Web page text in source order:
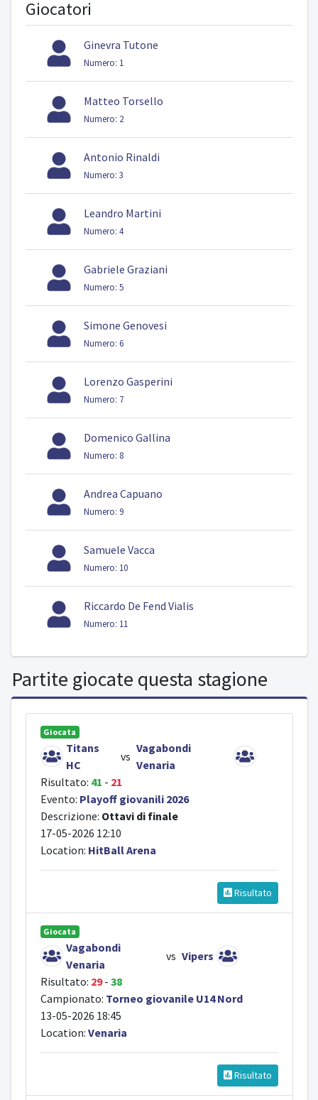
Giocatori
Ginevra Tutone
Numero: 1
Matteo Torsello
Numero: 2
Antonio Rinaldi
Numero: 3
Leandro Martini
Numero: 4
Gabriele Graziani
Numero: 5
Simone Genovesi
Numero: 6
Lorenzo Gasperini
Numero: 7
Domenico Gallina
Numero: 8
Andrea Capuano
Numero: 9
Samuele Vacca
Numero: 10
Riccardo De Fend Vialis
Numero: 11
Partite giocate questa stagione
Giocata
Titans
HC
vs
Vagabondi
Venaria
Risultato: 41 - 21
Evento: Playoff giovanili 2026
Descrizione: Ottavi di finale
17-05-2026 12:10
Location: HitBall Arena
Risultato
Giocata
Vagabondi
Venaria
vs Vipers
Risultato: 29- 38
Campionato: Torneo giovanile U14 Nord
13-05-2026 18:45
Location: Venaria
Risultato